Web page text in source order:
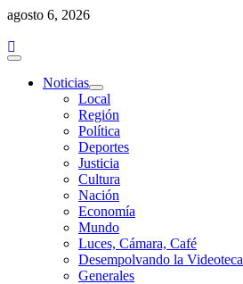
Saltar
contenido
agosto 6, 2026
Menú
principalNoticias
Local
Región
Política
Deportes
Justicia
Cultura
Nación
Economía
Mundo
Luces, Cámara, Café
Desempolvando la Videoteca
Generales